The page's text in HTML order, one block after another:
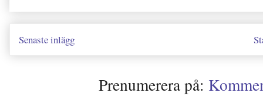
Senaste inlägg
Prenumerera på: